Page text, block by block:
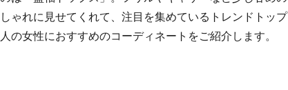
ゃれに見せてくれて、注目を集めているトレンドトップ
の女性におすすめのコーディネートをご紹介します。